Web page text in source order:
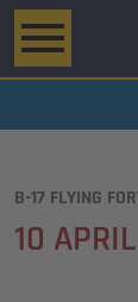
B-17 FLYING
10